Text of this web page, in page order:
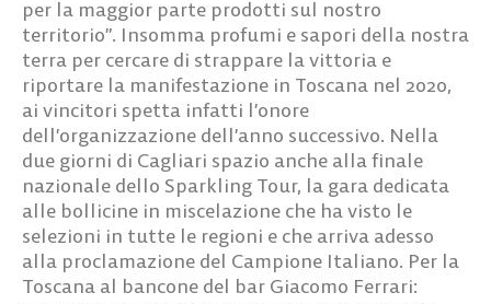
per la maggior parte prodotti sul nostro
territorio”. Insomma profumi e sapori della nostra
terra per cercare di strappare la vittoria e
riportare la manifestazione in Toscana nel 2020,
ai vincitori spetta infatti l’onore
dell’organizzazione dell’anno successivo. Nella
due giorni di Cagliari spazio anche alla finale
nazionale dello Sparkling Tour, la gara dedicata
alle bollicine in miscelazione che ha visto le
selezioni in tutte le regioni e che arriva adesso
alla proclamazione del Campione Italiano. Per la
Toscana al bancone del bar Giacomo Ferrari: